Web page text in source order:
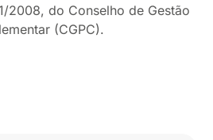
2008, do Conselho de Gestão
(CGPC).